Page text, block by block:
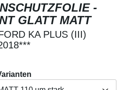
-
GLATT MATT
KA PLUS (III)